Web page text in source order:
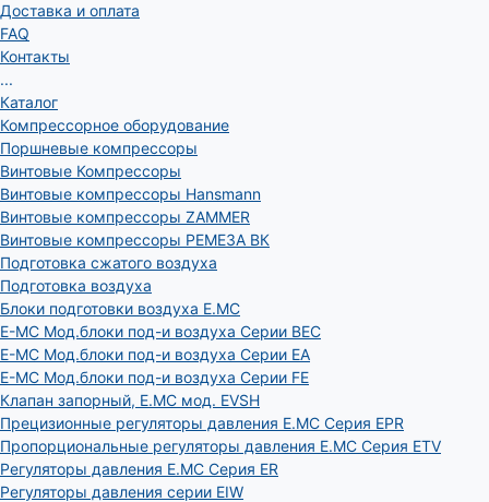
Доставка и оплата
FAQ
Контакты
...
Каталог
Компрессорное оборудование
Поршневые компрессоры
Винтовые Компрессоры
Винтовые компрессоры Hansmann
Винтовые компрессоры ZAMMER
Винтовые компрессоры РЕМЕЗА ВК
Подготовка сжатого воздуха
Подготовка воздуха
Блоки подготовки воздуха E.MC
E-MC Мод.блоки под-и воздуха Серии BEC
E-MC Мод.блоки под-и воздуха Серии EA
E-MC Мод.блоки под-и воздуха Серии FE
Клапан запорный, E.MC мод. EVSH
Прецизионные регуляторы давления E.MC Серия EPR
Пропорциональные регуляторы давления E.MC Серия ETV
Регуляторы давления E.MC Серия ER
Регуляторы давления серии EIW